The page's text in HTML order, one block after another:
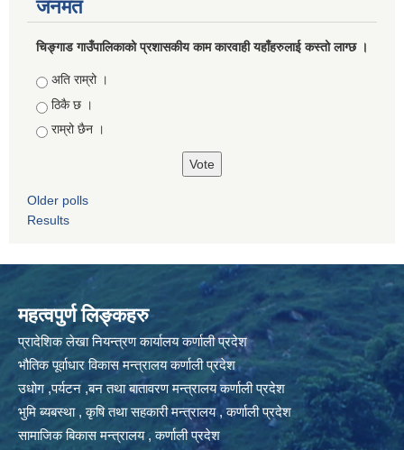
जनमत
चिङ्गाड गाउँपालिकाको प्रशासकीय काम कारवाही यहाँहरुलाई कस्तो लाग्छ ।
Choices
अति राम्रो ।
ठिकै छ ।
राम्रो छैन ।
Older polls
Results
महत्वपुर्ण लिङ्कहरु
प्रादेशिक लेखा नियन्त्रण कार्यालय कर्णाली प्रदेश
भौतिक पूर्वाधार विकास मन्त्रालय कर्णाली प्रदेश
उधोग ,पर्यटन ,बन तथा बातावरण मन्त्रालय कर्णाली प्रदेश
भुमि ब्यबस्था , कृषि तथा सहकारी मन्त्रालय , कर्णाली प्रदेश
सामाजिक बिकास मन्त्रालय , कर्णाली प्रदेश